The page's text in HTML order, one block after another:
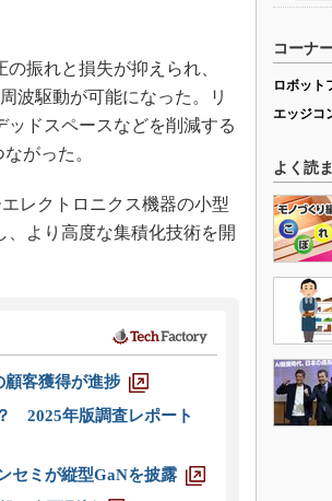
振れと損失が抑えられ、
波駆動が可能になった。リ
ドスペースなどを削減する
がった。
レクトロニクス機器の小型
より高度な集積化技術を開
顧客獲得が進捗
2025年版調査レポート
セミが縦型GaNを披露
コーナ
ロボット
エッジコ
よく読